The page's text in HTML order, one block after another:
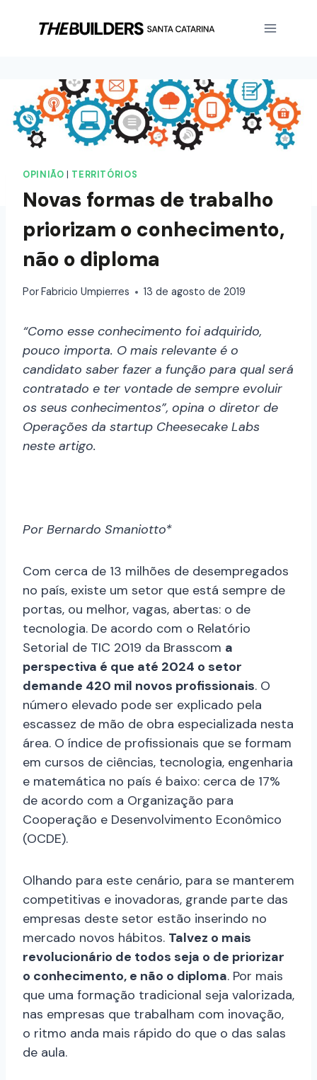
OPINIÃO TERRITÓRIOS
Novas formas de trabalho
priorizam o conhecimento,
não o diploma
Por Fabricio Umpierres 13 de agosto de 2019
“Como esse conhecimento foi adquirido,
pouco importa. O mais relevante é o
candidato saber fazer a função para qual será
contratado e ter vontade de sempre evoluir
os seus conhecimentos”, opina o diretor de
Operações da startup Cheesecake Labs
neste artigo.
Por Bernardo Smaniotto*
Com cerca de 13 milhões de desempregados
no país, existe um setor que está sempre de
portas, ou melhor, vagas, abertas: o de
tecnologia. De acordo com o Relatório
Setorial de TIC 2019 da Brasscom a
perspectiva é que até 2024 o setor
demande 420 mil novos profissionais. O
número elevado pode ser explicado pela
escassez de mão de obra especializada nesta
área. O índice de profissionais que se formam
em cursos de ciências, tecnologia, engenharia
e matemática no país é baixo: cerca de 17%
de acordo com a Organização para
Cooperação e Desenvolvimento Econômico
(OCDE).
Olhando para este cenário, para se manterem
competitivas e inovadoras, grande parte das
empresas deste setor estão inserindo no
mercado novos hábitos. Talvez o mais
revolucionário de todos seja o de priorizar
o conhecimento, e não o diploma. Por mais
que uma formação tradicional seja valorizada,
nas empresas que trabalham com inovação,
o ritmo anda mais rápido do que o das salas
de aula.